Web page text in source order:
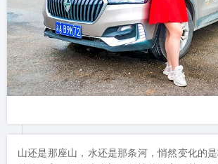
山还是那座山，水还是那条河，悄然变化的